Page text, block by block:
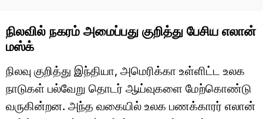
நிலவில் நகரம் அமைப்பது குறித்து பேசிய எலான்
மஸ்க்
நிலவு குறித்து இந்தியா, அமெரிக்கா உள்ளிட்ட உலக
நாடுகள் பல்வேறு தொடர் ஆய்வுகளை மேற்கொண்டு
வருகின்றன. அந்த வகையில் உலக பணக்காரர் எலான்